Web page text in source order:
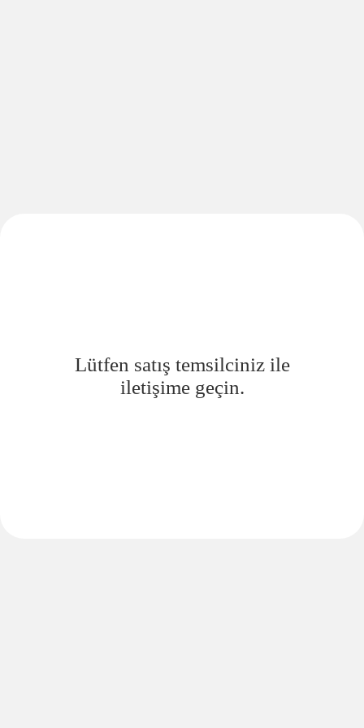
Lütfen satış temsilciniz ile
iletişime geçin.